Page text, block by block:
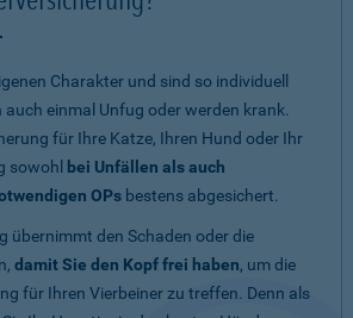
Charakter und sind so individuell
auch einmal Unfug oder werden krank.
für Ihre Katze, Ihren Hund oder Ihr
sowohl
bei Unfällen als auch
OPs bestens abgesichert.
übernimmt den Schaden oder die
damit Sie den Kopf frei haben, um die
für Ihren Vierbeiner zu treffen. Denn als